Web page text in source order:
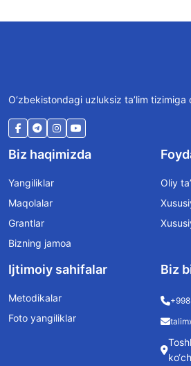
O‘zbekistondagi uzluksiz ta’lim
Biz haqimizda
Yangiliklar
Maqolalar
Grantlar
Bizning jamoa
Oliy
Ijtimoiy sahifalar
Metodikalar
Foto yangiliklar
Biz